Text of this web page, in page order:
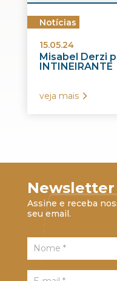
Notícias
15.05.24
Misabel Derzi
INTINEIRANTE
veja mais
Newsletter
Assine e receba
seu email.